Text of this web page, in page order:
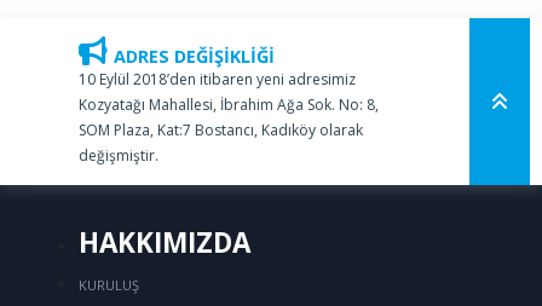
ADRES DEĞİŞİKLİĞİ
10 Eylül 2018’den itibaren yeni adresimiz
Kozyatağı Mahallesi, İbrahim Ağa Sok. No: 8,
SOM Plaza, Kat:7 Bostancı, Kadıköy olarak
değişmiştir.
HAKKIMIZDA
KURULUŞ